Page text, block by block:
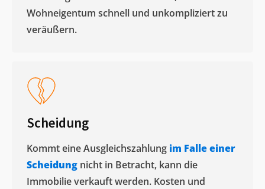
Wohneigentum schnell und unkompliziert zu
veräußern. ​
Scheidung
Kommt eine Ausgleichszahlung im Falle einer
Scheidung nicht in Betracht, kann die
Immobilie verkauft werden. Kosten und